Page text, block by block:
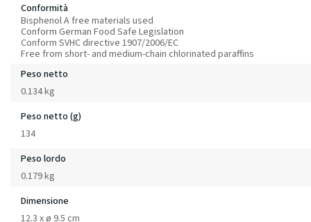
Conformità
Bisphenol A free materials used
Conform German Food Safe Legislation
Conform SVHC directive 1907/2006/EC
Free from short- and medium-chain chlorinated paraffins
Peso netto
0.134 kg
Peso netto (g)
134
Peso lordo
0.179 kg
Dimensione
12.3 x ø 9.5 cm